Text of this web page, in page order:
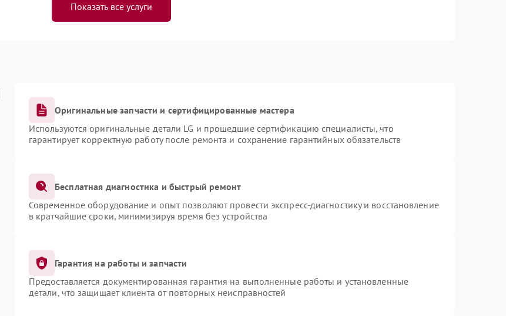
Показать все услуги
Оригинальные запчасти и сертифицированные мастера
Используются оригинальные детали LG и прошедшие сертификацию специалисты, что
гарантирует корректную работу после ремонта и сохранение гарантийных обязательств
Бесплатная диагностика и быстрый ремонт
Современное оборудование и опыт позволяют провести экспресс-диагностику и восстановление
в кратчайшие сроки, минимизируя время без устройства
Гарантия на работы и запчасти
Предоставляется документированная гарантия на выполненные работы и установленные
детали, что защищает клиента от повторных неисправностей